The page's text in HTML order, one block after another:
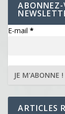
E-mail*
ARTICLES